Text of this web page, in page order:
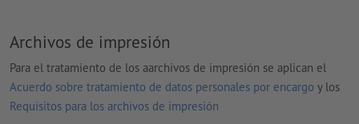
Archivos de impresión
Para el tratamiento de los aarchivos de impresión se aplican el
Acuerdo sobre tratamiento de datos personales por encargo y los
Requisitos para los archivos de impresión